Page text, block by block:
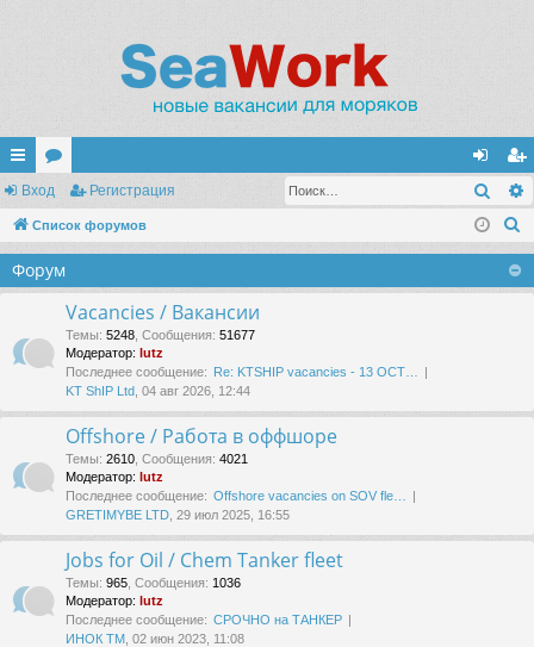
с
ы
лк
и
ор
ум
хо
д
ег
ис
тр
ац
Вход Регистрация
Список форумов
Форум
Vacancies / Вакансии
Темы: 5248 Сообщения: 51677
Модератор: lutz
Последнее сообщение: Re: KTSHIP vacancies - 13 OCT…
KT ShIP Ltd , 04 авг 2026, 12:44
Offshore / Работа в оффшоре
Темы: 2610 Сообщения: 4021
Модератор: lutz
Последнее сообщение: Offshore vacancies on SOV fle…
GRETIMYBE LTD , 29 июл 2025, 16:55
Jobs for Oil / Chem Tanker fleet
Темы: 965 Сообщения: 1036
Модератор: lutz
Последнее сообщение: СРОЧНО на ТАНКЕР
ИНОК ТМ , 02 июн 2023, 11:08